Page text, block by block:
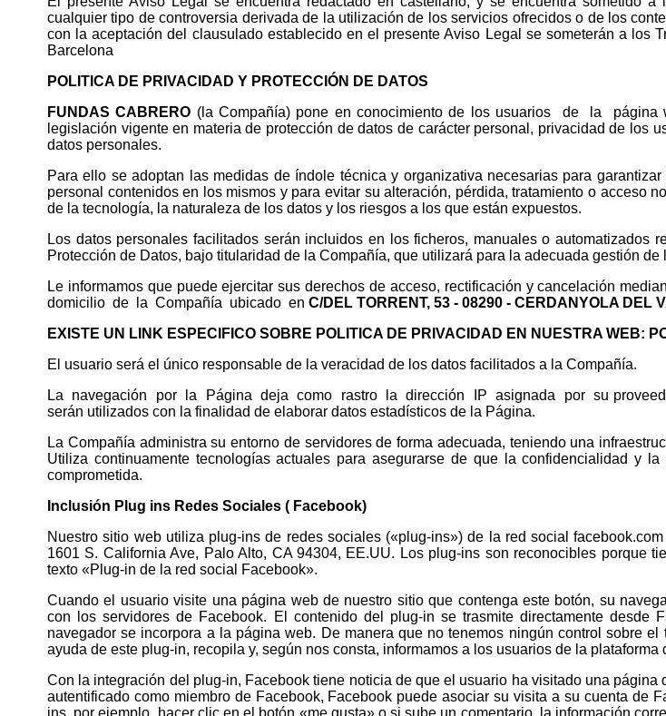
cualquier tipo de controversia derivada de la utilización de los servicios ofrecidos o de los
con la aceptación del clausulado establecido en el presente Aviso Legal se someterán a los
Barcelona
POLITICA DE PRIVACIDAD Y PROTECCIÓN DE DATOS
FUNDAS CABRERO (la Compañía) pone en conocimiento de los usuarios de la página
legislación vigente en materia de protección de datos de carácter personal, privacidad de los
datos personales.
Para ello se adoptan las medidas de índole técnica y organizativa necesarias para
personal contenidos en los mismos y para evitar su alteración, pérdida, tratamiento o acceso
de la tecnología, la naturaleza de los datos y los riesgos a los que están expuestos.
Los datos personales facilitados serán incluidos en los ficheros, manuales o automatizados
Protección de Datos, bajo titularidad de la Compañía, que utilizará para la adecuada gestión de
Le informamos que puede ejercitar sus derechos de acceso, rectificación y cancelación
domicilio de la Compañía ubicado en C/DEL TORRENT, 53 - 08290 - CERDANYOLA DEL
EXISTE UN LINK ESPECIFICO SOBRE POLITICA DE PRIVACIDAD EN NUESTRA WEB:
El usuario será el único responsable de la veracidad de los datos facilitados a la Compañía.
La navegación por la Página deja como rastro la dirección IP asignada por su
serán utilizados con la finalidad de elaborar datos estadísticos de la Página.
La Compañía administra su entorno de servidores de forma adecuada, teniendo una
Utiliza continuamente tecnologías actuales para asegurarse de que la confidencialidad y
comprometida.
Inclusión Plug ins Redes Sociales ( Facebook)
Nuestro sitio web utiliza plug-ins de redes sociales («plug-ins») de la red social
1601 S. California Ave, Palo Alto, CA 94304, EE.UU. Los plug-ins son reconocibles porque
texto «Plug-in de la red social Facebook».
Cuando el usuario visite una página web de nuestro sitio que contenga este botón, su
con los servidores de Facebook. El contenido del plug-in se trasmite directamente desde
navegador se incorpora a la página web. De manera que no tenemos ningún control sobre
ayuda de este plug-in, recopila y, según nos consta, informamos a los usuarios de la plataforma
Con la integración del plug-in, Facebook tiene noticia de que el usuario ha visitado una página
autentificado como miembro de Facebook, Facebook puede asociar su visita a su cuenta de
ins, por ejemplo, hacer clic en el botón «me gusta» o si sube un comentario, la información